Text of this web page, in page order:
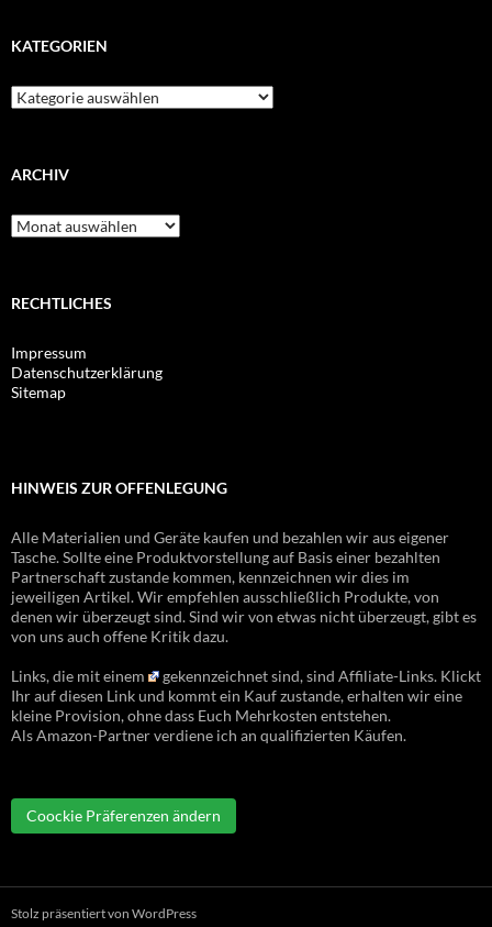
KATEGORIEN
Kategorien
ARCHIV
Archiv
RECHTLICHES
Impressum
Datenschutzerklärung
Sitemap
HINWEIS ZUR OFFENLEGUNG
Alle Materialien und Geräte kaufen und bezahlen wir aus eigener
Tasche. Sollte eine Produktvorstellung auf Basis einer bezahlten
Partnerschaft zustande kommen, kennzeichnen wir dies im
jeweiligen Artikel. Wir empfehlen ausschließlich Produkte, von
denen wir überzeugt sind. Sind wir von etwas nicht überzeugt, gibt es
von uns auch offene Kritik dazu.
Links, die mit einem
gekennzeichnet sind, sind Affiliate-Links. Klickt
Ihr auf diesen Link und kommt ein Kauf zustande, erhalten wir eine
kleine Provision, ohne dass Euch Mehrkosten entstehen.
Als Amazon-Partner verdiene ich an qualifizierten Käufen.
Coockie Präferenzen ändern
Stolz präsentiert von WordPress